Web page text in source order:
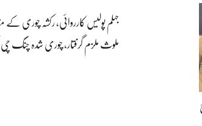
جہلم پولیس کارروائی، رکشہ چوری کے
ملوث ملزم گرفتار، چوری شدہ چنگ چی